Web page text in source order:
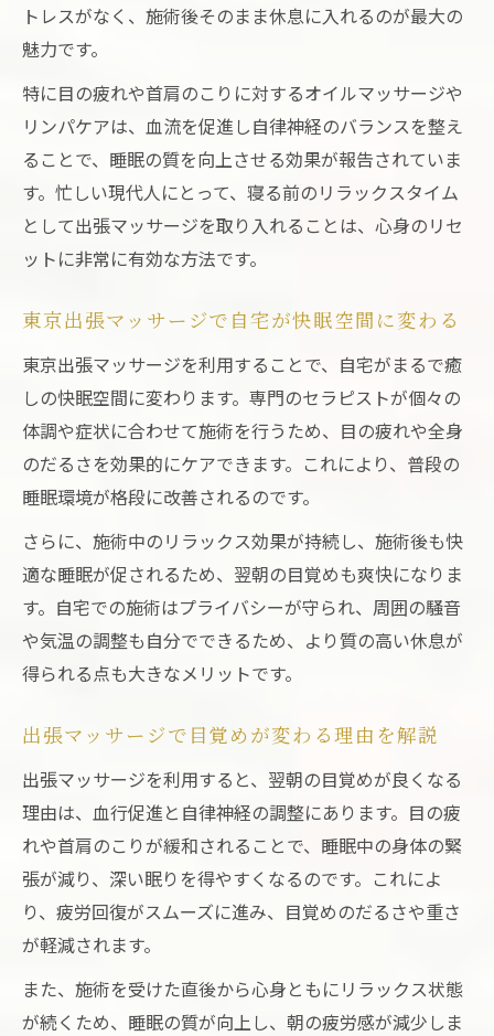
トレスがなく、施術後そのまま休息に入れるのが最大の
魅力です。
特に目の疲れや首肩のこりに対するオイルマッサージや
リンパケアは、血流を促進し自律神経のバランスを整え
ることで、睡眠の質を向上させる効果が報告されていま
す。忙しい現代人にとって、寝る前のリラックスタイム
として出張マッサージを取り入れることは、心身のリセ
ットに非常に有効な方法です。
東京出張マッサージで自宅が快眠空間に変わる
東京出張マッサージを利用することで、自宅がまるで癒
しの快眠空間に変わります。専門のセラピストが個々の
体調や症状に合わせて施術を行うため、目の疲れや全身
のだるさを効果的にケアできます。これにより、普段の
睡眠環境が格段に改善されるのです。
さらに、施術中のリラックス効果が持続し、施術後も快
適な睡眠が促されるため、翌朝の目覚めも爽快になりま
す。自宅での施術はプライバシーが守られ、周囲の騒音
や気温の調整も自分でできるため、より質の高い休息が
得られる点も大きなメリットです。
出張マッサージで目覚めが変わる理由を解説
出張マッサージを利用すると、翌朝の目覚めが良くなる
理由は、血行促進と自律神経の調整にあります。目の疲
れや首肩のこりが緩和されることで、睡眠中の身体の緊
張が減り、深い眠りを得やすくなるのです。これによ
り、疲労回復がスムーズに進み、目覚めのだるさや重さ
が軽減されます。
また、施術を受けた直後から心身ともにリラックス状態
が続くため、睡眠の質が向上し、朝の疲労感が減少しま